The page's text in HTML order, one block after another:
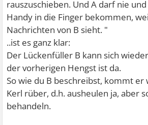
rauszuschieben. Und A darf nie
Handy in die Finger bekommen,
Nachrichten von B sieht. "
..ist es ganz klar:
Der Lückenfüller B kann sich
der vorherigen Hengst ist da.
So wie du B beschreibst, kommt
Kerl rüber, d.h. ausheulen ja, aber
behandeln.